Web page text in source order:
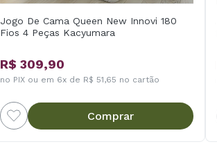
Jogo De Cama Queen New Innovi 180
Fios 4 Peças Kacyumara
R$ 309,90
no PIX ou em 6x de R$ 51,65 no cartão
Comprar